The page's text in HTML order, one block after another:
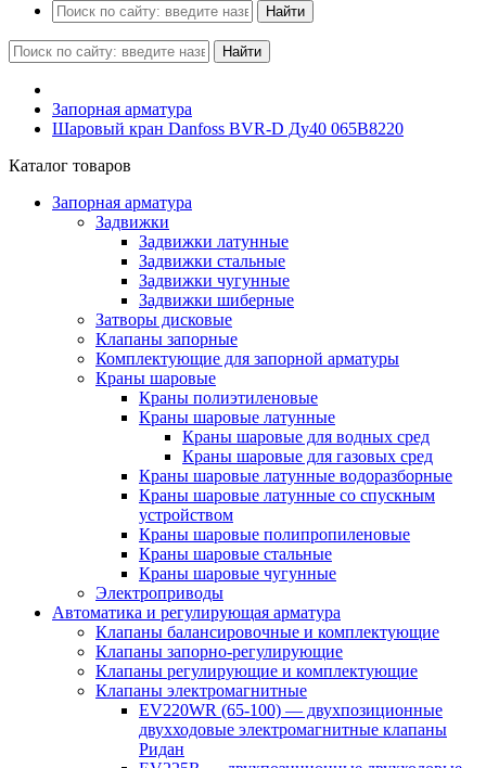
Найти
Найти
Запорная арматура
Шаровый кран Danfoss BVR-D Ду40 065B8220
Каталог товаров
Запорная арматура
Задвижки
Задвижки латунные
Задвижки стальные
Задвижки чугунные
Задвижки шиберные
Затворы дисковые
Клапаны запорные
Комплектующие для запорной арматуры
Краны шаровые
Краны полиэтиленовые
Краны шаровые латунные
Краны шаровые для водных сред
Краны шаровые для газовых сред
Краны шаровые латунные водоразборные
Краны шаровые латунные со спускным
устройством
Краны шаровые полипропиленовые
Краны шаровые стальные
Краны шаровые чугунные
Электроприводы
Автоматика и регулирующая арматура
Клапаны балансировочные и комплектующие
Клапаны запорно-регулирующие
Клапаны регулирующие и комплектующие
Клапаны электромагнитные
EV220WR (65-100) — двухпозиционные
двухходовые электромагнитные клапаны
Ридан